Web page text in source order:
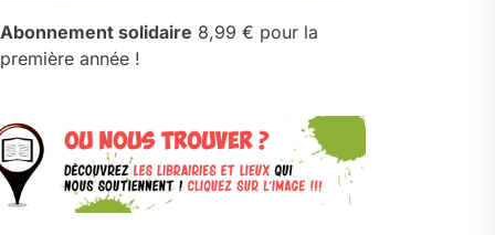
Abonnement solidaire 8,99 € pour la
première année !